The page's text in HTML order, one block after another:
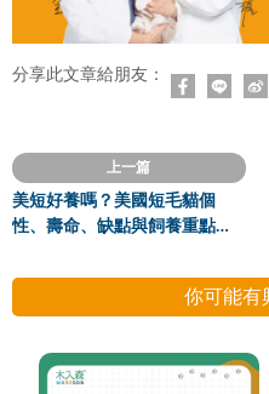
分享此文章給朋友：
上一篇
美短好養嗎？美國短毛貓個
性、壽命、缺點與飼養重點一
你可能有